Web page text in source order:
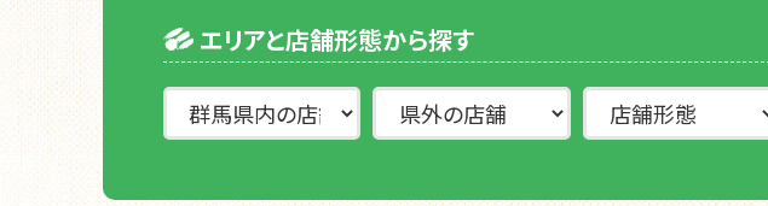
カスタマーハラスメントに
対する基本方針
エリアと店舗形態から探す